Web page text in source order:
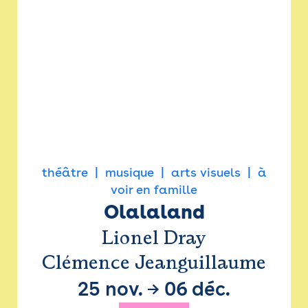
théâtre musique arts visuels
à
voir en famille
Olalaland
Lionel Dray
Clémence Jeanguillaume
25 nov. → 06 déc.